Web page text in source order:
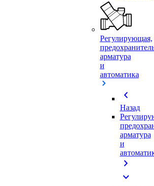
Регулирующая,
арматура
и
автоматика
chevron_left
Назад
арматура
и
chevron_right
expand_more